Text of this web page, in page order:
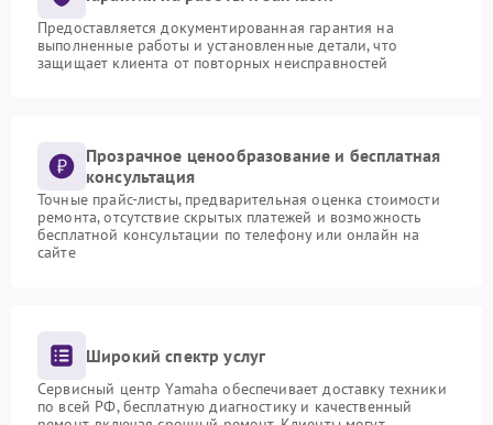
Предоставляется документированная гарантия на
выполненные работы и установленные детали, что
защищает клиента от повторных неисправностей
Прозрачное ценообразование и бесплатная
консультация
Точные прайс-листы, предварительная оценка стоимости
ремонта, отсутствие скрытых платежей и возможность
бесплатной консультации по телефону или онлайн на
сайте
Широкий спектр услуг
Сервисный центр Yamaha обеспечивает доставку техники
по всей РФ, бесплатную диагностику и качественный